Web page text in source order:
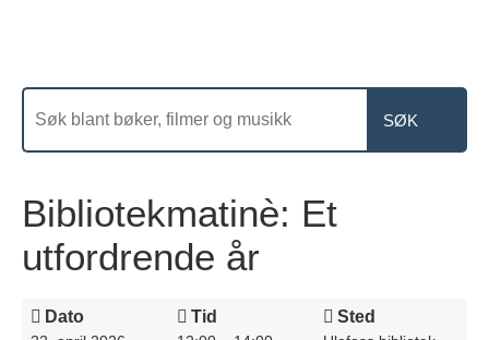
Bibliotekmatinè: Et
utfordrende år
Dato Tid Sted